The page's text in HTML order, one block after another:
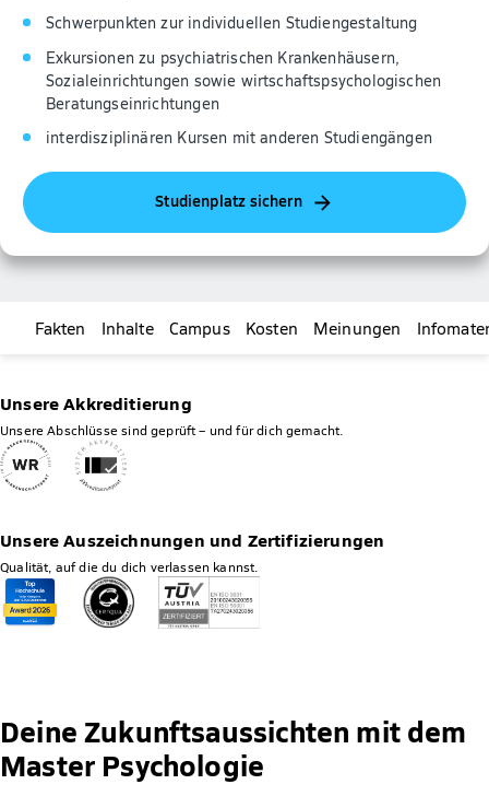
Schwerpunkten zur individuellen Studiengestaltung
Exkursionen zu psychiatrischen Krankenhäusern,
Sozialeinrichtungen sowie wirtschaftspsychologischen
Beratungseinrichtungen
interdisziplinären Kursen mit anderen Studiengängen
Studienplatz sichern
Fakten Inhalte Campus Kosten Meinungen
Unsere Akkreditierung
Unsere Abschlüsse sind geprüft – und für dich gemacht.
Unsere Auszeichnungen und Zertifizierungen
Qualität, auf die du dich verlassen kannst.
Deine Zukunftsaussichten mit dem
Master Psychologie